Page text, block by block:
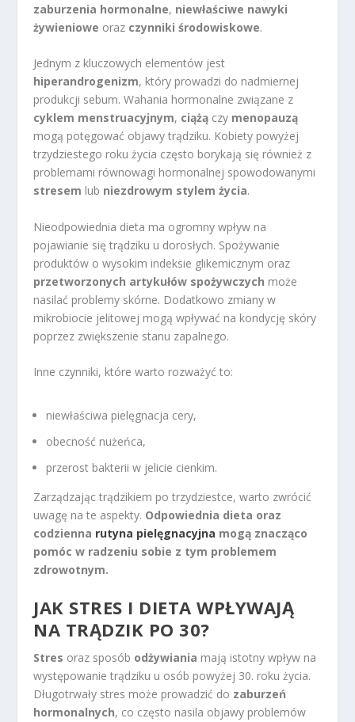
zaburzenia hormonalne, niewłaściwe nawyki
żywieniowe oraz czynniki środowiskowe.
Jednym z kluczowych elementów jest
hiperandrogenizm, który prowadzi do nadmiernej
produkcji sebum. Wahania hormonalne związane z
cyklem menstruacyjnym, ciążą czy menopauzą
mogą potęgować objawy trądziku. Kobiety powyżej
trzydziestego roku życia często borykają się również z
problemami równowagi hormonalnej spowodowanymi
stresem lub niezdrowym stylem życia.
Nieodpowiednia dieta ma ogromny wpływ na
pojawianie się trądziku u dorosłych. Spożywanie
produktów o wysokim indeksie glikemicznym oraz
przetworzonych artykułów spożywczych może
nasilać problemy skórne. Dodatkowo zmiany w
mikrobiocie jelitowej mogą wpływać na kondycję skóry
poprzez zwiększenie stanu zapalnego.
Inne czynniki, które warto rozważyć to:
niewłaściwa pielęgnacja cery,
obecność nużeńca,
przerost bakterii w jelicie cienkim.
Zarządzając trądzikiem po trzydziestce, warto zwrócić
uwagę na te aspekty. Odpowiednia dieta oraz
codzienna rutyna pielęgnacyjna mogą znacząco
pomóc w radzeniu sobie z tym problemem
zdrowotnym.
JAK STRES I DIETA WPŁYWAJĄ
NA TRĄDZIK PO 30?
Stres oraz sposób odżywiania mają istotny wpływ na
występowanie trądziku u osób powyżej 30. roku życia.
Długotrwały stres może prowadzić do zaburzeń
hormonalnych, co często nasila objawy problemów